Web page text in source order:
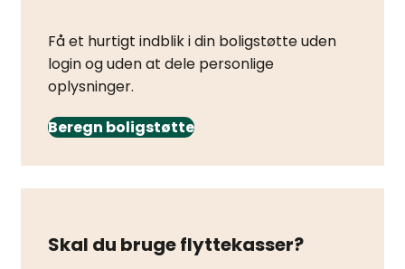
Få et hurtigt indblik i din boligstøtte uden
login og uden at dele personlige
oplysninger.
Beregn boligstøtte
Skal du bruge flyttekasser?